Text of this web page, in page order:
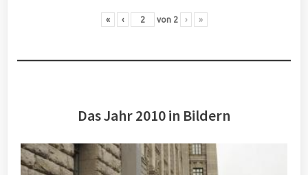
« ‹ von 2 › »
Das Jahr 2010 in Bildern